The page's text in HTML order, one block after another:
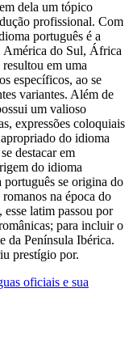
dela um tópico
profissional. Com
português é a
América do Sul, África
em uma
específicos, ao se
variantes. Além de
um valioso
expressões coloquiais
do idioma
destacar em
do idioma
se origina do
na época do
latim passou por
para incluir o
da Península Ibérica.
prestígio por.